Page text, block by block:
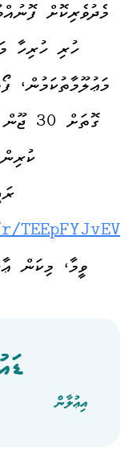
މެދުވެރިކޮށް
ހުރި ހުރިހާ
މަޢުލޫމާތުކަމުން،
ވީމާ، މިކަން
އިޢުލާން